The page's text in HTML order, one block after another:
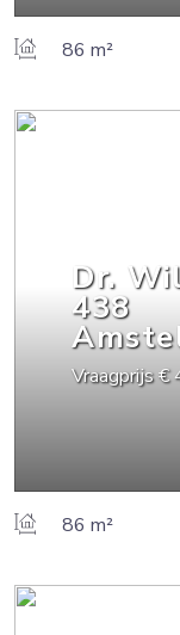
86 m²
Dr.
438
Vraagprijs€
86 m²